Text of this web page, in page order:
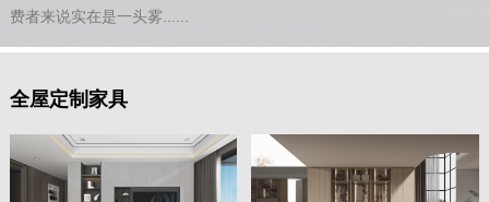
费者来说实在是一头雾......
全屋定制家具